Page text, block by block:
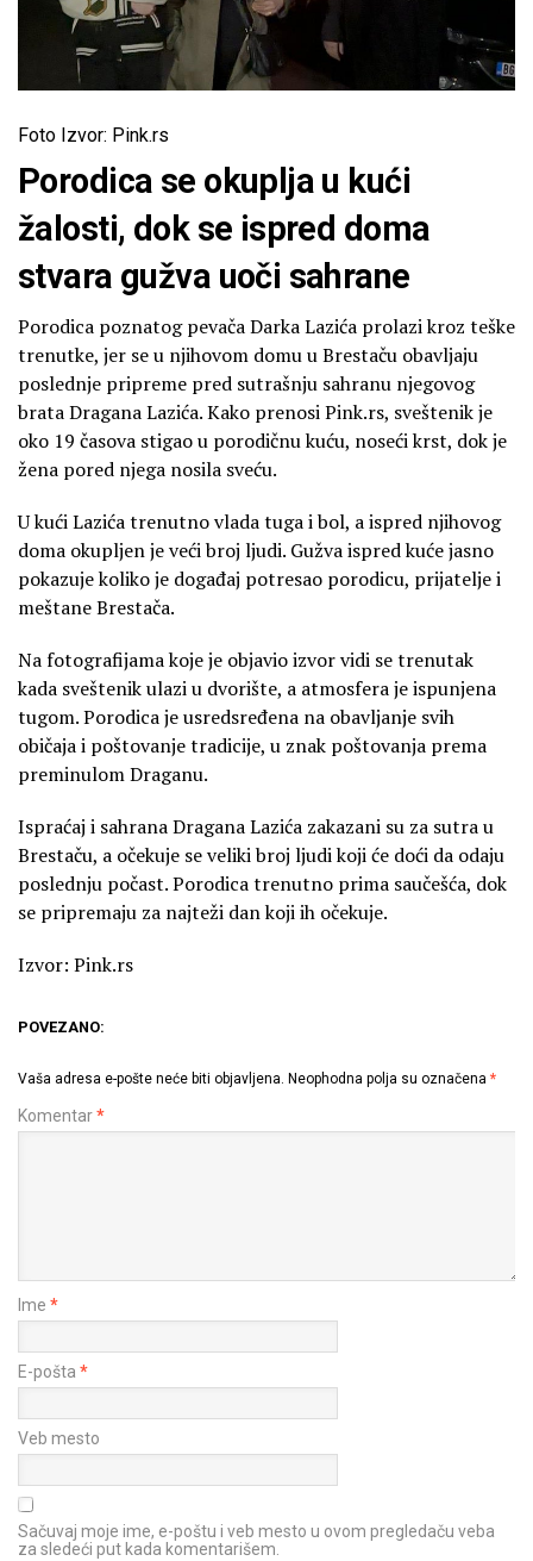
Foto Izvor: Pink.rs
Porodica se okuplja u kući
žalosti, dok se ispred doma
stvara gužva uoči sahrane
Porodica poznatog pevača Darka Lazića prolazi kroz teške
trenutke, jer se u njihovom domu u Brestaču obavljaju
poslednje pripreme pred sutrašnju sahranu njegovog
brata Dragana Lazića. Kako prenosi Pink.rs, sveštenik je
oko 19 časova stigao u porodičnu kuću, noseći krst, dok je
žena pored njega nosila sveću.
U kući Lazića trenutno vlada tuga i bol, a ispred njihovog
doma okupljen je veći broj ljudi. Gužva ispred kuće jasno
pokazuje koliko je događaj potresao porodicu, prijatelje i
meštane Brestača.
Na fotografijama koje je objavio izvor vidi se trenutak
kada sveštenik ulazi u dvorište, a atmosfera je ispunjena
tugom. Porodica je usredsređena na obavljanje svih
običaja i poštovanje tradicije, u znak poštovanja prema
preminulom Draganu.
Ispraćaj i sahrana Dragana Lazića zakazani su za sutra u
Brestaču, a očekuje se veliki broj ljudi koji će doći da odaju
poslednju počast. Porodica trenutno prima saučešća, dok
se pripremaju za najteži dan koji ih očekuje.
Izvor: Pink.rs
POVEZANO:
Vaša adresa e-pošte neće biti objavljena. Neophodna polja su označena *
Komentar*
Ime *
E-pošta *
Veb mesto
Sačuvaj moje ime, e-poštu i veb mesto u ovom pregledaču veba
za sledeći put kada komentarišem.